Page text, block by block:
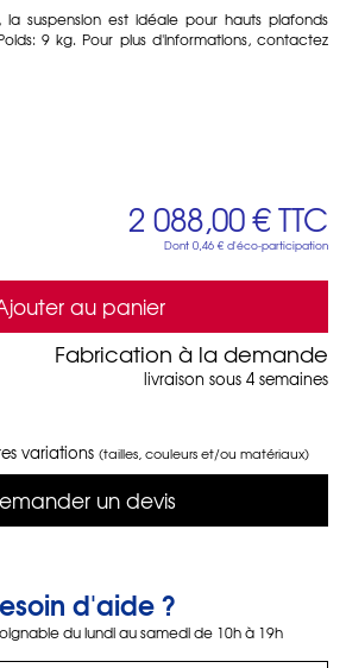
la suspension est idéale pour hauts plafonds
9 kg. Pour plus d'informations, contactez
2 088,00 €TTC
Dont 0,46 € d'éco-participation
au panier
Fabrication à la demande
livraison sous 4 semaines
variations (tailles, couleurs et/ou matériaux)
un devis
d'aide ?
du lundi au samedi de 10h à 19h